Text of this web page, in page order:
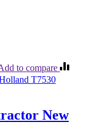
to compare
New